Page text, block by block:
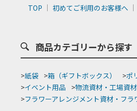
TOP 初めてご利用のお客様へ
商品カテゴリーから探す
>紙袋 >箱（ギフトボックス） >ポ
>イベント用品 >物流資材・工場資材
>フラワーアレンジメント資材・フラ